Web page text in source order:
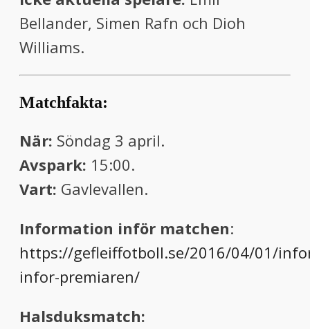
Bellander, Simen Rafn och Dioh
Williams.
Matchfakta:
När: Söndag 3 april.
Avspark: 15:00.
Vart: Gavlevallen.
Information inför matchen:
https://gefleiffotboll.se/2016/04/01/
infor-premiaren/
Halsduksmatch: